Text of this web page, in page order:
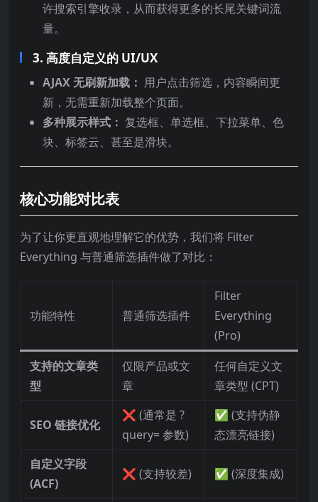
许搜索引擎收录，从而获得更多的长尾关键词流
量。
3. 高度自定义的 UI/UX
AJAX 无刷新加载： 用户点击筛选，内容瞬间更
新，无需重新加载整个页面。
多种展示样式： 复选框、单选框、下拉菜单、色
块、标签云、甚至是滑块。
核心功能对比表
为了让你更直观地理解它的优势，我们将 Filter
Everything 与普通筛选插件做了对比：
功能特性 普通筛选插件
Filter
Everything
(Pro)
支持的文章类
型
仅限产品或文
章
任何自定义文
章类型 (CPT)
SEO 链接优化
❌ (通常是 ?
query= 参数)
✅ (支持伪静
态漂亮链接)
自定义字段
(ACF)
❌ (支持较差) ✅ (深度集成)